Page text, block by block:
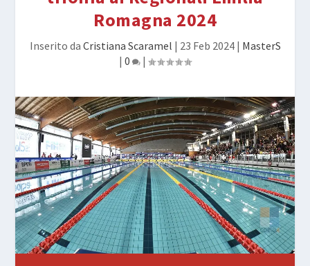
Romagna 2024
Inserito da Cristiana Scaramel | 23 Feb 2024| MasterS
| 0 |